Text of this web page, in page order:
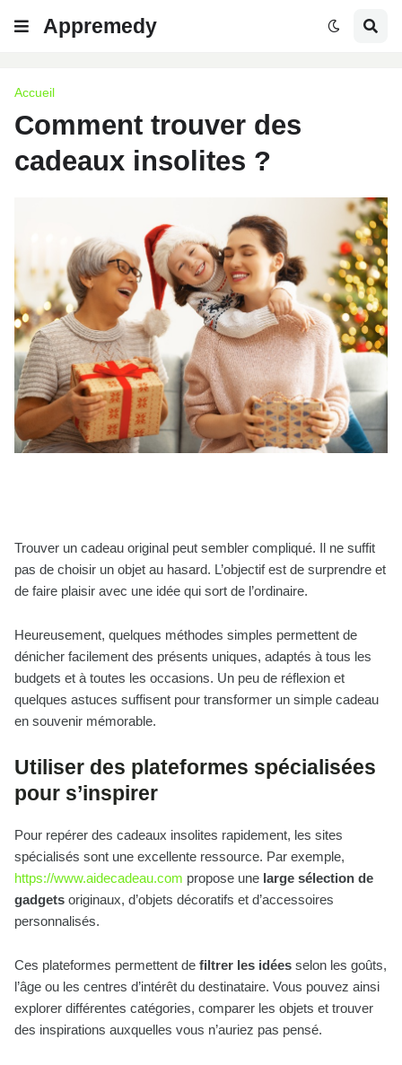
Appremedy
Accueil
Comment trouver des
cadeaux insolites ?
Trouver un cadeau original peut sembler compliqué. Il ne suffit
pas de choisir un objet au hasard. L’objectif est de surprendre et
de faire plaisir avec une idée qui sort de l’ordinaire.
Heureusement, quelques méthodes simples permettent de
dénicher facilement des présents uniques, adaptés à tous les
budgets et à toutes les occasions. Un peu de réflexion et
quelques astuces suffisent pour transformer un simple cadeau
en souvenir mémorable.
Utiliser des plateformes spécialisées
pour s’inspirer
Pour repérer des cadeaux insolites rapidement, les sites
spécialisés sont une excellente ressource. Par exemple,
https://www.aidecadeau.com propose une large sélection de
gadgets originaux, d’objets décoratifs et d’accessoires
personnalisés.
Ces plateformes permettent de filtrer les idées selon les goûts,
l’âge ou les centres d’intérêt du destinataire. Vous pouvez ainsi
explorer différentes catégories, comparer les objets et trouver
des inspirations auxquelles vous n’auriez pas pensé.